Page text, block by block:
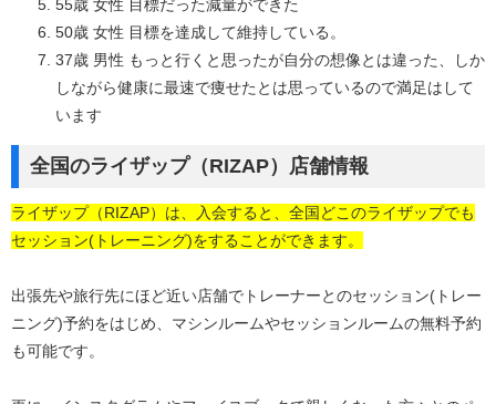
55歳 女性 目標だった減量ができた
50歳 女性 目標を達成して維持している。
37歳 男性 もっと行くと思ったが自分の想像とは違った、しか
しながら健康に最速で痩せたとは思っているので満足はして
います
全国のライザップ（RIZAP）店舗情報
ライザップ（RIZAP）は、入会すると、全国どこのライザップでも
セッション(トレーニング)をすることができます。
出張先や旅行先にほど近い店舗でトレーナーとのセッション(トレー
ニング)予約をはじめ、マシンルームやセッションルームの無料予約
も可能です。